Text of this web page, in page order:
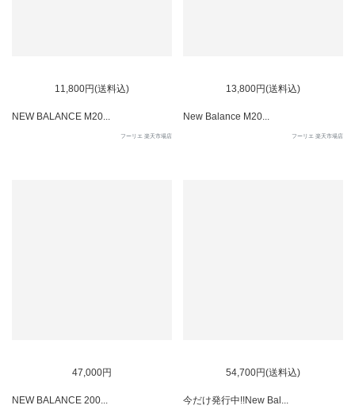
11,800円(送料込)
NEW BALANCE M20...
フーリエ 楽天市場店
13,800円(送料込)
New Balance M20...
フーリエ 楽天市場店
47,000円
NEW BALANCE 200...
54,700円(送料込)
今だけ発行中!!New Bal...